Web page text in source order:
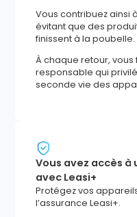
Vous contribuez ainsi
évitant que des
finissent à la poubelle.
À chaque retour,
responsable qui
seconde vie des
Vous avez accès
avec Leasi+
Protégez vos
l’assurance Leasi+.